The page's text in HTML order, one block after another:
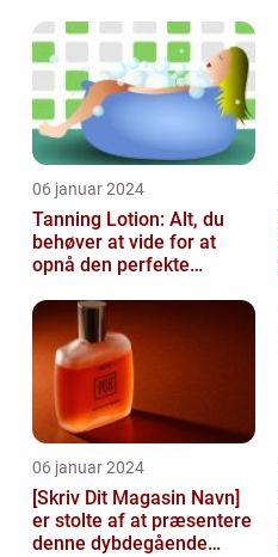
Kosmetikfavorit
06 januar 2024
Tanning Lotion: Alt, du
behøver at vide for at
opnå den perfekte
06 januar 2024
[Skriv Dit Magasin Navn]
er stolte af at præsentere
denne dybdegående